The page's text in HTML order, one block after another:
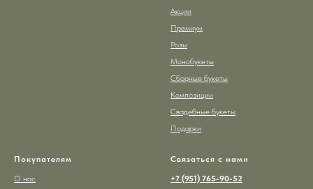
Акции
Премиум
Розы
Монобукеты
Сборные букеты
Композиции
Свадебные букеты
Подарки
Покупателям
О нас
Связаться с нами
+7 (951) 765-90-52